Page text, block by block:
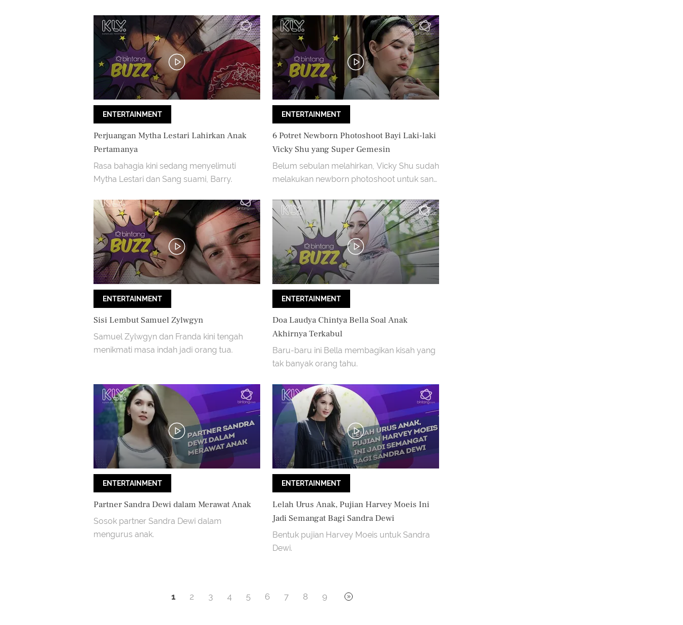
Primus dan Jihan.
ENTERTAINMENT
Perjuangan Mytha Lestari Lahirkan Anak
Pertamanya
Rasa bahagia kini sedang menyelimuti
Mytha Lestari dan Sang suami, Barry.
ENTERTAINMENT
6 Potret Newborn Photoshoot Bayi Laki-laki
Vicky Shu yang Super Gemesin
Belum sebulan melahirkan, Vicky Shu sudah
melakukan newborn photoshoot untuk sang
ENTERTAINMENT
Sisi Lembut Samuel Zylwgyn
Samuel Zylwgyn dan Franda kini tengah
menikmati masa indah jadi orang tua.
ENTERTAINMENT
Doa Laudya Chintya Bella Soal Anak
Akhirnya Terkabul
Baru-baru ini Bella membagikan kisah yang
tak banyak orang tahu.
ENTERTAINMENT
Partner Sandra Dewi dalam Merawat Anak
Sosok partner Sandra Dewi dalam
mengurus anak.
ENTERTAINMENT
Lelah Urus Anak, Pujian Harvey Moeis Ini
Jadi Semangat Bagi Sandra Dewi
Bentuk pujian Harvey Moeis untuk Sandra
Dewi.
1 2 3 4 5 6 7 8 9